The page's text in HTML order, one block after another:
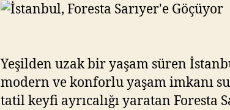
Yeşilden uzak bir yaşam süren
modern ve konforlu yaşam imkanı
tatil keyfi ayrıcalığı yaratan Foresta